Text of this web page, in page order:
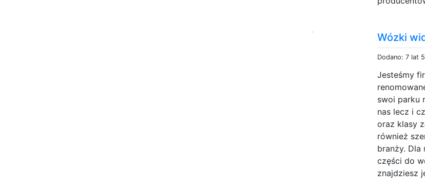
Wózki
Dodano: 7 lat
Jesteśmy
swoi parku
nas lecz i
oraz klasy
również
branży. Dla
części do
znajdziesz